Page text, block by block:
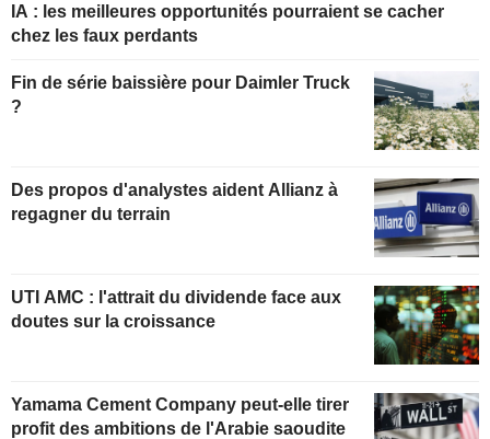
IA : les meilleures opportunités pourraient se cacher
chez les faux perdants
Fin de série baissière pour Daimler Truck
?
Des propos d'analystes aident Allianz à
regagner du terrain
UTI AMC : l'attrait du dividende face aux
doutes sur la croissance
Yamama Cement Company peut-elle tirer
profit des ambitions de l'Arabie saoudite